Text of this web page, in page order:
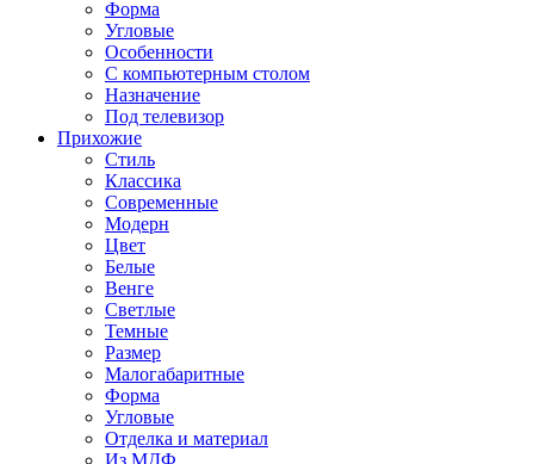
Форма
Угловые
Особенности
С компьютерным столом
Назначение
Под телевизор
Прихожие
Стиль
Классика
Современные
Модерн
Цвет
Белые
Венге
Светлые
Темные
Размер
Малогабаритные
Форма
Угловые
Отделка и материал
Из МДФ